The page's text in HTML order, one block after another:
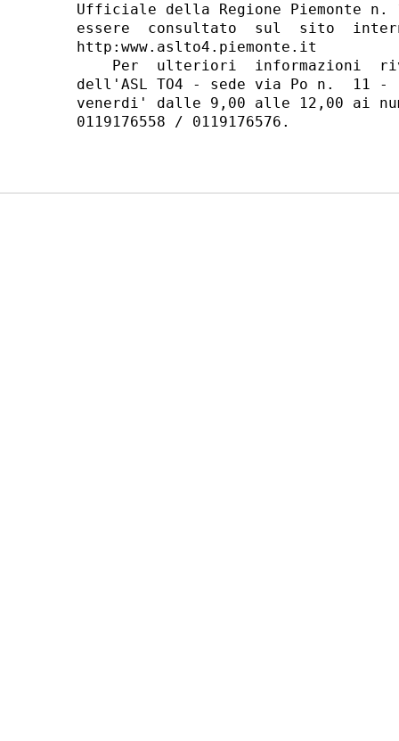
Ufficiale della Regione Piemonte
essere  consultato  sul  sito
http:www.aslto4.piemonte.it
Per  ulteriori  informazioni
dell'ASL TO4 - sede via Po n.  11
venerdi' dalle 9,00 alle 12,00 ai
0119176558 / 0119176576.